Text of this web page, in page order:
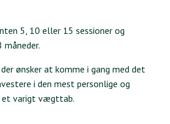
5, 10 eller 15 sessioner og
ønsker at komme i gang med det
i den mest personlige og
varigt vægttab.